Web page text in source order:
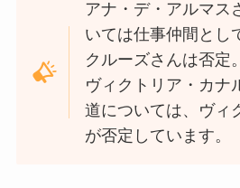
アナ・デ・アルマス
いては仕事仲間とし
クルーズさんは否定。
ヴィクトリア・カナ
道については、ヴィ
が否定しています。